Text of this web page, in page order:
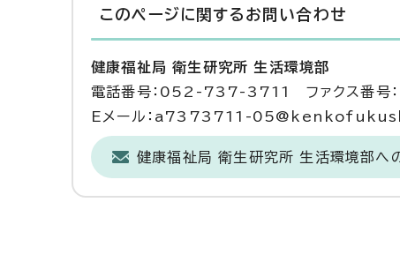
このページに関する お問い合わせ
健康福祉局 衛生研究所 生活環境部
電話番号：052-737-3711 ファクス番
Eメール：a7373711-
健康福祉局 衛生研究所 生活環境部へ